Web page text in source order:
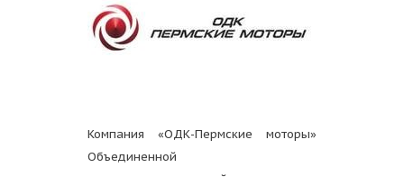
Компания «ОДК-Пермские моторы»
Объединенной